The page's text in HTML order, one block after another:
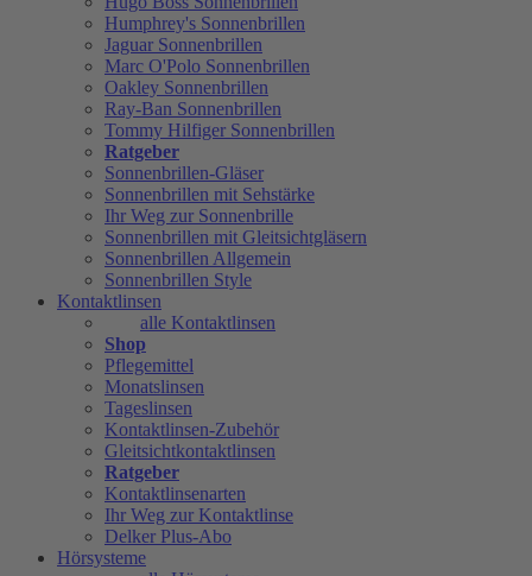
Humphrey's Sonnenbrillen
Jaguar Sonnenbrillen
Marc O'Polo Sonnenbrillen
Oakley Sonnenbrillen
Ray-Ban Sonnenbrillen
Tommy Hilfiger Sonnenbrillen
Ratgeber
Sonnenbrillen-Gläser
Sonnenbrillen mit Sehstärke
Ihr Weg zur Sonnenbrille
Sonnenbrillen mit Gleitsichtgläsern
Sonnenbrillen Allgemein
Sonnenbrillen Style
Kontaktlinsen
alle Kontaktlinsen
Shop
Pflegemittel
Monatslinsen
Tageslinsen
Kontaktlinsen-Zubehör
Gleitsichtkontaktlinsen
Ratgeber
Kontaktlinsenarten
Ihr Weg zur Kontaktlinse
Delker Plus-Abo
Hörsysteme